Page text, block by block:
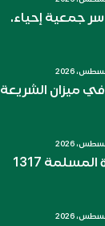
جمعية إحياء.
في ميزان الشريعة
المسلمة 1317